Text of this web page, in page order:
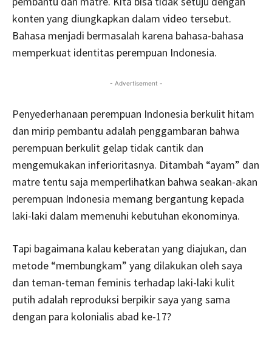
konten yang diungkapkan dalam video tersebut.
Bahasa menjadi bermasalah karena bahasa-bahasa
memperkuat identitas perempuan Indonesia.
- Advertisement -
Penyederhanaan perempuan Indonesia berkulit hitam
dan mirip pembantu adalah penggambaran bahwa
perempuan berkulit gelap tidak cantik dan
mengemukakan inferioritasnya. Ditambah “ayam” dan
matre tentu saja memperlihatkan bahwa seakan-akan
perempuan Indonesia memang bergantung kepada
laki-laki dalam memenuhi kebutuhan ekonominya.
Tapi bagaimana kalau keberatan yang diajukan, dan
metode “membungkam” yang dilakukan oleh saya
dan teman-teman feminis terhadap laki-laki kulit
putih adalah reproduksi berpikir saya yang sama
dengan para kolonialis abad ke-17?